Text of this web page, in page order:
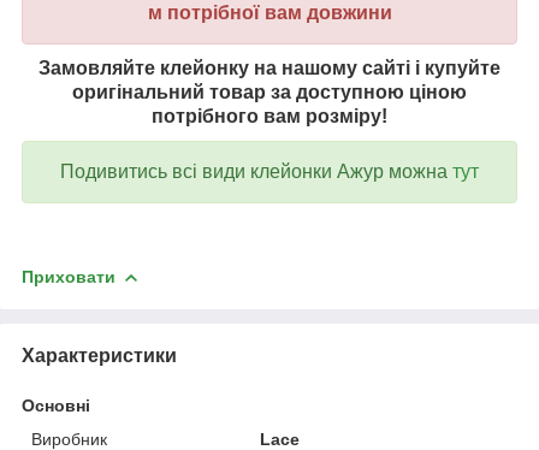
м потрібної вам довжини
Замовляйте клейонку на нашому сайті і купуйте
оригінальний товар за доступною ціною
потрібного вам розміру!
Подивитись всі види клейонки Ажур можна тут
Приховати
Характеристики
Основні
Виробник
Lace